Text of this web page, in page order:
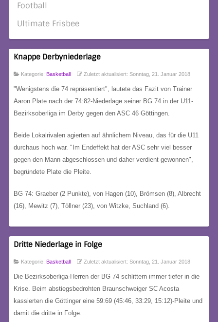
Football
Ultimate Frisbee
Knappe Derbyniederlage
Kategorie: Basketball Zuletzt aktualisiert: Sonntag, 21. Januar 2018
"Wenigstens die 74 repräsentiert", lautete das Fazit von Trainer
Aaron Plate nach der 74:82-Niederlage seiner BG 74 in der U11-
Bezirksoberliga im Derby gegen den ASC 46 Göttingen.
Beide Lokalrivalen agierten auf ähnlichem Niveau, das für die U11
durchaus hoch war. "Im Endeffekt hat der ASC sehr viel besser
gegen den Mann abgeschlossen und daher verdient gewonnen",
begründete Plate die Pleite.
BG 74: Graeber (2 Punkte), von Hagen (10), Brömsen (8), Albrecht
(16), Mewitz (7), Töllner (23), von Witzke, Suchland (6).
Dritte Niederlage in Folge
Kategorie: Basketball Zuletzt aktualisiert: Sonntag, 21. Januar 2018
Die Bezirksoberliga-Herren der BG 74 schlittern immer tiefer in die
Krise. Beim abstiegsbedrohten Braunschweiger SC Acosta
kassierten die Göttinger eine 59:69 (45:46, 33:29, 15:12)-Pleite und
damit die dritte in Folge.